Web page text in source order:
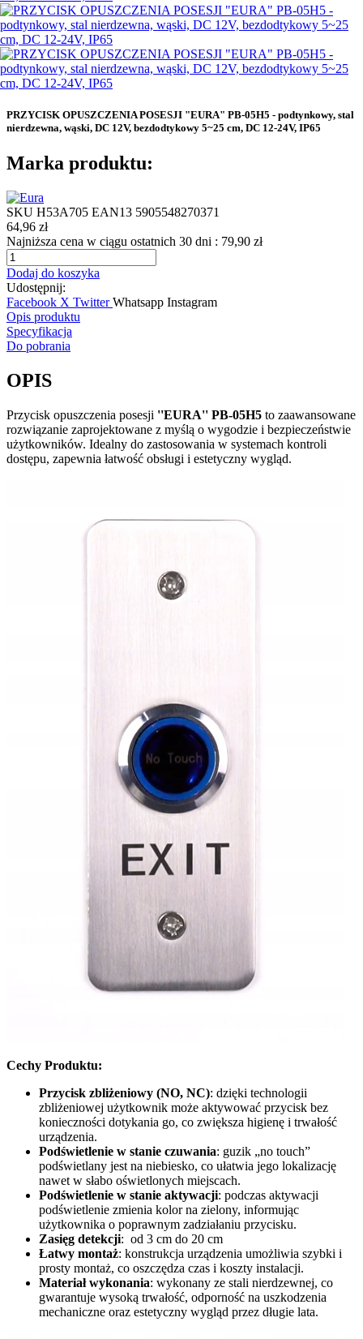
PRZYCISK OPUSZCZENIA POSESJI "EURA" PB-05H5 - podtynkowy, stal
nierdzewna, wąski, DC 12V, bezdodtykowy 5~25 cm, DC 12-24V, IP65
Marka produktu:
SKU H53A705 EAN13 5905548270371
64,96 zł
Najniższa cena w ciągu ostatnich 30 dni : 79,90 zł
Dodaj do koszyka
Udostępnij:
Facebook X Twitter Whatsapp Instagram
Opis produktu
Specyfikacja
Do pobrania
OPIS
Przycisk opuszczenia posesji ''EURA'' PB-05H5 to zaawansowane
rozwiązanie zaprojektowane z myślą o wygodzie i bezpieczeństwie
użytkowników. Idealny do zastosowania w systemach kontroli
dostępu, zapewnia łatwość obsługi i estetyczny wygląd.
Cechy Produktu:
Przycisk zbliżeniowy (NO, NC): dzięki technologii
zbliżeniowej użytkownik może aktywować przycisk bez
konieczności dotykania go, co zwiększa higienę i trwałość
urządzenia.
Podświetlenie w stanie czuwania: guzik „no touch”
podświetlany jest na niebiesko, co ułatwia jego lokalizację
nawet w słabo oświetlonych miejscach.
Podświetlenie w stanie aktywacji: podczas aktywacji
podświetlenie zmienia kolor na zielony, informując
użytkownika o poprawnym zadziałaniu przycisku.
Zasięg detekcji: od 3 cm do 20 cm
Łatwy montaż: konstrukcja urządzenia umożliwia szybki i
prosty montaż, co oszczędza czas i koszty instalacji.
Materiał wykonania: wykonany ze stali nierdzewnej, co
gwarantuje wysoką trwałość, odporność na uszkodzenia
mechaniczne oraz estetyczny wygląd przez długie lata.